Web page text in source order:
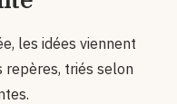
les idées viennent
repères, triés selon